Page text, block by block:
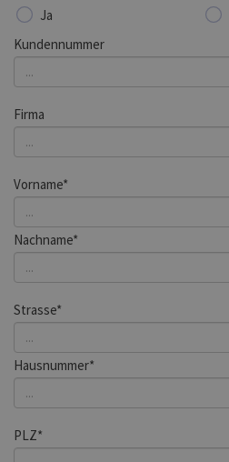
Ja
Kundennummer
Firma
Vorname*
Nachname*
Strasse*
Hausnummer*
PLZ*